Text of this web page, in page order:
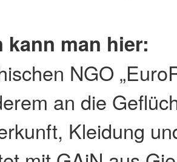
kann man hier:
NGO
an die
Kleidung